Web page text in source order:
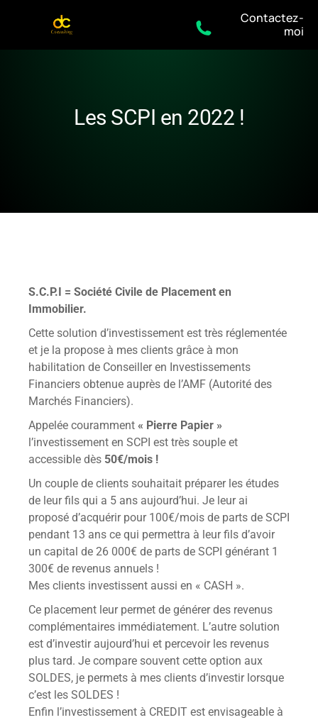
Contactez-
moi
Les SCPI en 2022 !
S.C.P.I = Société Civile de Placement en
Immobilier.
Cette solution d’investissement est très réglementée
et je la propose à mes clients grâce à mon
habilitation de Conseiller en Investissements
Financiers obtenue auprès de l’AMF (Autorité des
Marchés Financiers).
Appelée couramment « Pierre Papier »
l’investissement en SCPI est très souple et
accessible dès 50€/mois !
Un couple de clients souhaitait préparer les études
de leur fils qui a 5 ans aujourd’hui. Je leur ai
proposé d’acquérir pour 100€/mois de parts de SCPI
pendant 13 ans ce qui permettra à leur fils d’avoir
un capital de 26 000€ de parts de SCPI générant 1
300€ de revenus annuels !
Mes clients investissent aussi en « CASH ».
Ce placement leur permet de générer des revenus
complémentaires immédiatement. L’autre solution
est d’investir aujourd’hui et percevoir les revenus
plus tard. Je compare souvent cette option aux
SOLDES, je permets à mes clients d’investir lorsque
c’est les SOLDES !
Enfin l’investissement à CREDIT est envisageable à